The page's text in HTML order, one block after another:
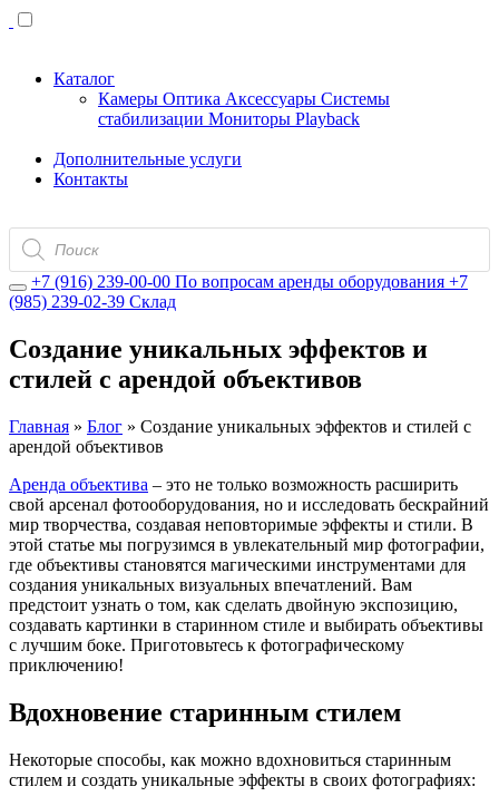
Каталог
Камеры Оптика Аксессуары Системы
стабилизации Мониторы Playback
Дополнительные услуги
Контакты
Поиск
товаров
+7 (916) 239-00-00 По вопросам аренды оборудования +7
(985) 239-02-39 Склад
Cоздание уникальных эффектов и
стилей с арендой объективов
Главная » Блог » Cоздание уникальных эффектов и стилей с
арендой объективов
Аренда объектива – это не только возможность расширить
свой арсенал фотооборудования, но и исследовать бескрайний
мир творчества, создавая неповторимые эффекты и стили. В
этой статье мы погрузимся в увлекательный мир фотографии,
где объективы становятся магическими инструментами для
создания уникальных визуальных впечатлений. Вам
предстоит узнать о том, как сделать двойную экспозицию,
создавать картинки в старинном стиле и выбирать объективы
с лучшим боке. Приготовьтесь к фотографическому
приключению!
Вдохновение старинным стилем
Некоторые способы, как можно вдохновиться старинным
стилем и создать уникальные эффекты в своих фотографиях: